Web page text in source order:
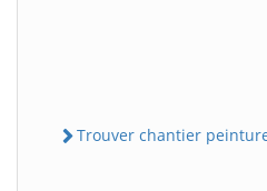
Trouver chantier peinture